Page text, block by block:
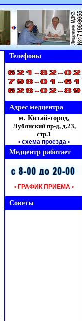
Телефоны
Адрес медцентра
м. Китай-город,
Лубянский пр-д, д.23,
стр.1
• схема проезда •
Медцентр работает
• ГРАФИК ПРИЕМА •
Советы